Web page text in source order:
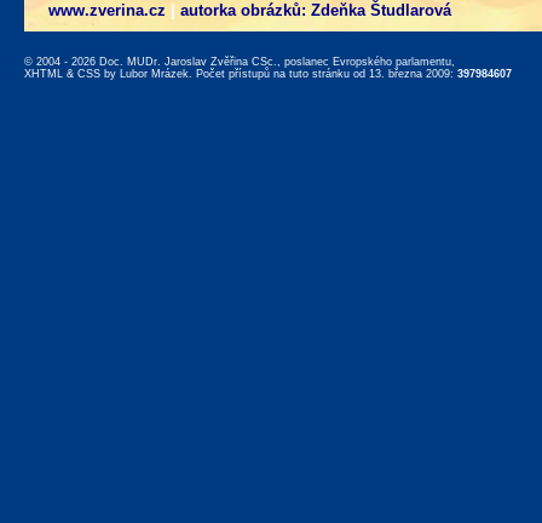
www.zverina.cz autorka obrázků: Zdeňka Študlarová
© 2004 - 2026 Doc. MUDr. Jaroslav Zvěřina CSc., poslanec Evropského parlamentu,
XHTML & CSS by Lubor Mrázek. Počet přístupů na tuto stránku od 13. března 2009: 397984607